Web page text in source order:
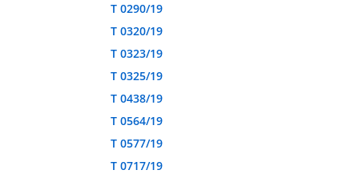
T 0290/19
T 0320/19
T 0323/19
T 0325/19
T 0438/19
T 0564/19
T 0577/19
T 0717/19